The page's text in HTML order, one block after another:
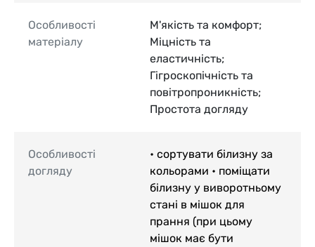
Особливості
матеріалу
М'якість та комфорт;
Міцність та
еластичність;
Гігроскопічність та
повітропроникність;
Простота догляду
Особливості
догляду
• сортувати білизну за
кольорами • поміщати
білизну у виворотньому
стані в мішок для
прання (при цьому
мішок має бути